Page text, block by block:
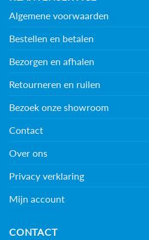
Algemene voorwaarden
Bestellen en betalen
Bezorgen en afhalen
Retourneren en ruilen
Bezoek onze showroom
Contact
Over ons
Privacy verklaring
Mijn account
CONTACT